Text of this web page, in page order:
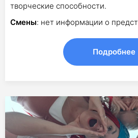
творческие способности.
Смены: нет информации о
Подробнее